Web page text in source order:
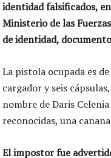
identidad falsificados,
Ministerio de las
de identidad,
La pistola ocupada es
cargador y seis
nombre de Daris
reconocidas, una
El impostor fue